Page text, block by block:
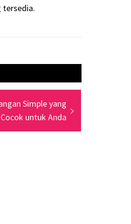
tersedia.
Simple yang
Cocok untuk Anda